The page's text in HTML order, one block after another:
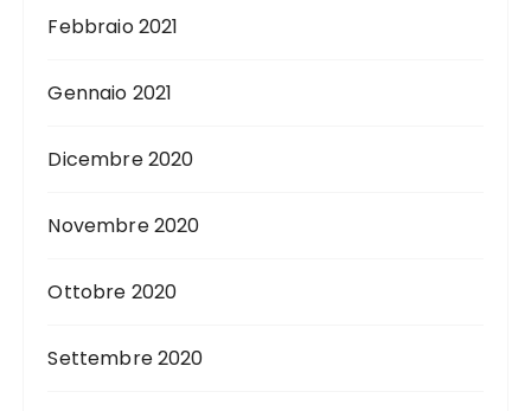
Febbraio 2021
Gennaio 2021
Dicembre 2020
Novembre 2020
Ottobre 2020
Settembre 2020